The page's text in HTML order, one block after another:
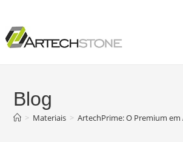
Blog
> Materiais > ArtechPrime: O Premium